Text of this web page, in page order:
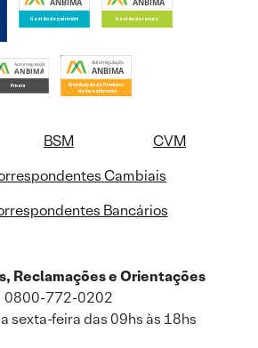
BSM
CVM
Cambiais
Bancários
Reclamações e Orientações
0800-772-0202
sexta-feira das 09hs às 18hs